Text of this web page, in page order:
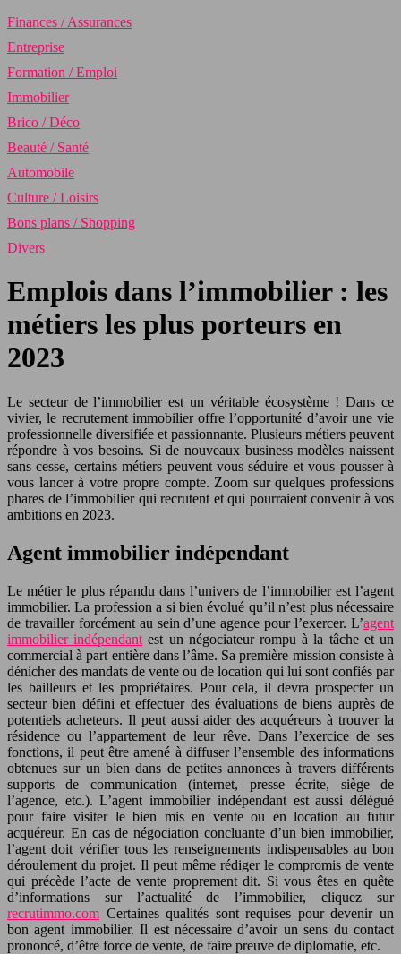
Finances / Assurances
Entreprise
Formation / Emploi
Immobilier
Brico / Déco
Beauté / Santé
Automobile
Culture / Loisirs
Bons plans / Shopping
Divers
Emplois dans l’immobilier : les
métiers les plus porteurs en
2023
Le secteur de l’immobilier est un véritable écosystème ! Dans ce
vivier, le recrutement immobilier offre l’opportunité d’avoir une vie
professionnelle diversifiée et passionnante. Plusieurs métiers peuvent
répondre à vos besoins. Si de nouveaux business modèles naissent
sans cesse, certains métiers peuvent vous séduire et vous pousser à
vous lancer à votre propre compte. Zoom sur quelques professions
phares de l’immobilier qui recrutent et qui pourraient convenir à vos
ambitions en 2023.
Agent immobilier indépendant
Le métier le plus répandu dans l’univers de l’immobilier est l’agent
immobilier. La profession a si bien évolué qu’il n’est plus nécessaire
de travailler forcément au sein d’une agence pour l’exercer. L’agent
immobilier indépendant est un négociateur rompu à la tâche et un
commercial à part entière dans l’âme. Sa première mission consiste à
dénicher des mandats de vente ou de location qui lui sont confiés par
les bailleurs et les propriétaires. Pour cela, il devra prospecter un
secteur bien défini et effectuer des évaluations de biens auprès de
potentiels acheteurs. Il peut aussi aider des acquéreurs à trouver la
résidence ou l’appartement de leur rêve. Dans l’exercice de ses
fonctions, il peut être amené à diffuser l’ensemble des informations
obtenues sur un bien dans de petites annonces à travers différents
supports de communication (internet, presse écrite, siège de
l’agence, etc.). L’agent immobilier indépendant est aussi délégué
pour faire visiter le bien mis en vente ou en location au futur
acquéreur. En cas de négociation concluante d’un bien immobilier,
l’agent doit vérifier tous les renseignements indispensables au bon
déroulement du projet. Il peut même rédiger le compromis de vente
qui précède l’acte de vente proprement dit. Si vous êtes en quête
d’informations sur l’actualité de l’immobilier, cliquez sur
recrutimmo.com Certaines qualités sont requises pour devenir un
bon agent immobilier. Il est nécessaire d’avoir un sens du contact
prononcé, d’être force de vente, de faire preuve de diplomatie, etc.